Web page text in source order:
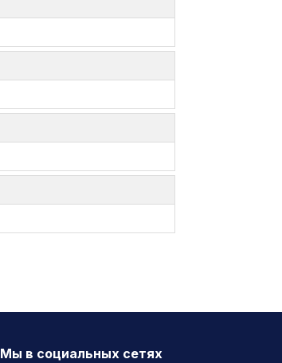
Мы в социальных сетях